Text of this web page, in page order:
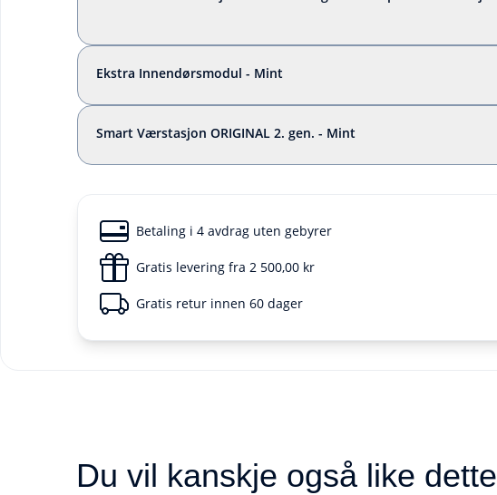
Ekstra Innendørsmodul - Mint
Smart Værstasjon ORIGINAL 2. gen. - Mint
Betaling i 4 avdrag uten gebyrer
Gratis levering fra 2 500,00 kr
Gratis retur innen 60 dager
Du vil kanskje også like dette